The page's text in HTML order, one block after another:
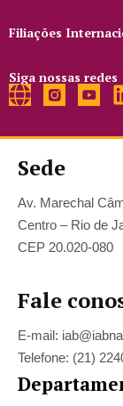
Filiações
Siga nossas redes
Sede
Av. Marechal
Centro – Rio de
CEP 20.020-080
Fale
E-mail:
Telefone: (21)